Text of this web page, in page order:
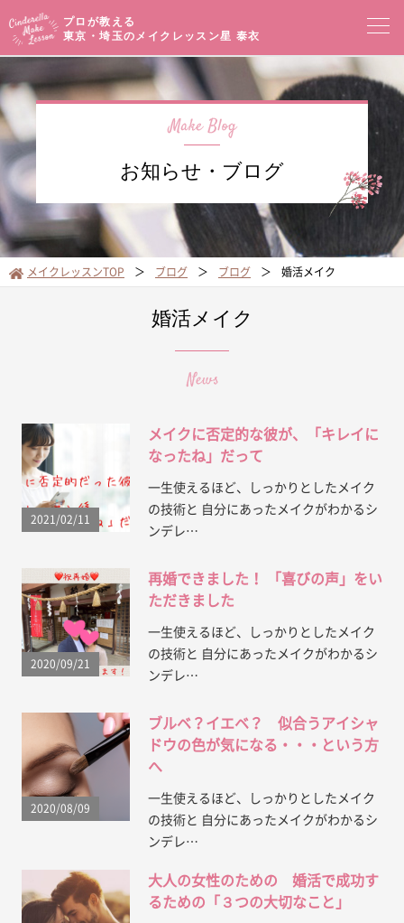
プロが教える
東京・埼玉のメイクレッスン星 泰衣
コンセプト
プロフィール メイクブログ
お客様の声 サロンアクセス
オンラインショップ
お知らせ・ブログ
メイクレッスンTOP ブログ ブログ 婚活メイク
婚活メイク
2021/02/11
メイクに否定的な彼が、「キレイに
なったね」だって
一生使えるほど、しっかりとしたメイク
の技術と 自分にあったメイクがわかるシ
ンデレ…
2020/09/21
再婚できました！ 「喜びの声」をい
ただきました
一生使えるほど、しっかりとしたメイク
の技術と 自分にあったメイクがわかるシ
ンデレ…
2020/08/09
ブルベ？イエベ？ 似合うアイシャ
ドウの色が気になる・・・という方
へ
一生使えるほど、しっかりとしたメイク
の技術と 自分にあったメイクがわかるシ
ンデレ…
大人の女性のための 婚活で成功す
るための「３つの大切なこと」